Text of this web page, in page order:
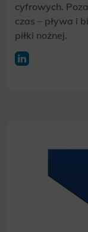
cyfrowych.
czas – pływa i
piłki nożnej.